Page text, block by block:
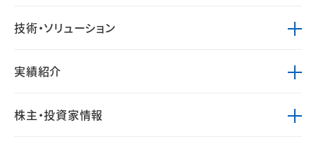
技術・ソリューション
実績紹介
株主・投資家情報